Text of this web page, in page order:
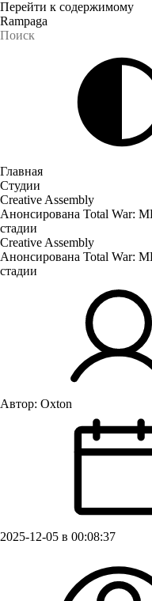
Перейти к содержимому
Rampaga
Главная
Студии
Creative Assembly
Анонсирована Total War:
стадии
Creative Assembly
Анонсирована Total War:
стадии
Автор: Oxton
2025-12-05 в 00:08:37